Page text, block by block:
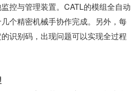
控与管理装置。CATL的模组全自动
个精密机械手协作完成。另外，每
识别码，出现问题可以实现全过程